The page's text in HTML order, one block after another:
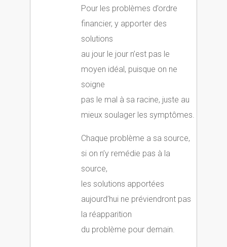
Pour les problèmes d’ordre
financier, y apporter des
solutions
au jour le jour n’est pas le
moyen idéal, puisque on ne
soigne
pas le mal à sa racine, juste au
mieux soulager les symptômes.
Chaque problème a sa source,
si on n’y remédie pas à la
source,
les solutions apportées
aujourd’hui ne préviendront pas
la réapparition
du problème pour demain.